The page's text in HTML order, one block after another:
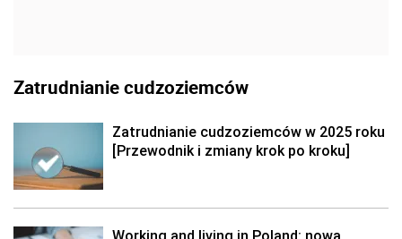
Zatrudnianie cudzoziemców
Zatrudnianie cudzoziemców w 2025 roku
[Przewodnik i zmiany krok po kroku]
Working and living in Poland: nowa